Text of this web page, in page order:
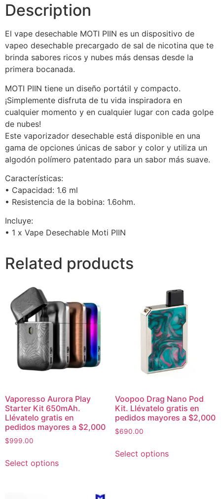
Description
El vape desechable MOTI PIIN es un dispositivo de
vapeo desechable precargado de sal de nicotina que te
brinda sabores ricos y nubes más densas desde la
primera bocanada.
MOTI PIIN tiene un diseño portátil y compacto.
¡Simplemente disfruta de tu vida inspiradora en
cualquier momento y en cualquier lugar con cada golpe
de nubes!
Este vaporizador desechable está disponible en una
gama de opciones únicas de sabor y color y utiliza un
algodón polímero patentado para un sabor más suave.
Características:
• Capacidad: 1.6 ml
• Resistencia de la bobina: 1.6ohm.
Incluye:
• 1 x Vape Desechable Moti PIIN
Related products
Vaporesso Aurora Play
Starter Kit 650mAh.
Llévatelo gratis en
pedidos mayores a $2,000
$999.00
Select options
Voopoo Drag Nano Pod
Kit. Llévatelo gratis en
pedidos mayores a $2,000
$690.00
Select options